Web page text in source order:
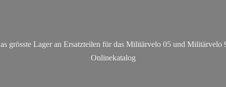
grösste Lager an Ersatzteilen für das Militärvelo 05 und Militärvelo
Onlinekatalog